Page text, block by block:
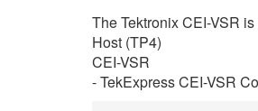
The Tektronix CEI-VSR
Host (TP4)
CEI-VSR
- TekExpress CEI-VSR